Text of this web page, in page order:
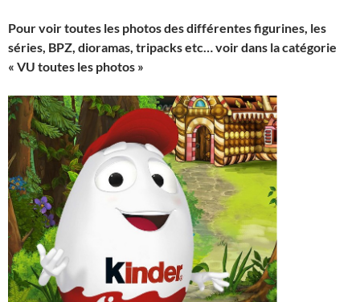
Pour voir toutes les photos des différentes figurines, les
séries, BPZ, dioramas, tripacks etc… voir dans la catégorie
« VU toutes les photos »